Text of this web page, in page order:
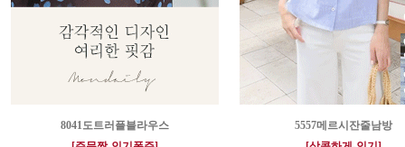
8041도트러플블라우스
5557메르시잔줄남방